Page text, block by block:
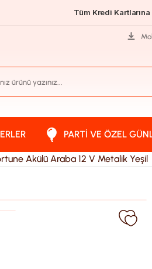
Tüm Kredi Kartlarına
PARTI VE ÖZEL
Akülü Araba 12 V Metalik Yeşil